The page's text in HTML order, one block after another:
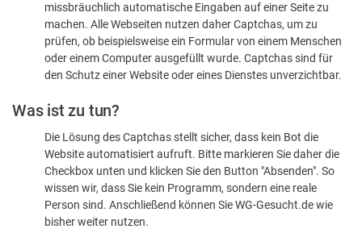
dass
sind
missbräuchlich automatische Eingaben auf einer Seite zu
machen. Alle Webseiten nutzen daher Captchas, um zu
prüfen, ob beispielsweise ein Formular von einem Menschen
oder einem Computer ausgefüllt wurde. Captchas sind für
den Schutz einer Website oder eines Dienstes unverzichtbar.
Was ist zu tun?
Die Lösung des Captchas stellt sicher, dass kein Bot die
Website automatisiert aufruft. Bitte markieren Sie daher die
Checkbox unten und klicken Sie den Button "Absenden". So
wissen wir, dass Sie kein Programm, sondern eine reale
Person sind. Anschließend können Sie WG-Gesucht.de wie
bisher weiter nutzen.